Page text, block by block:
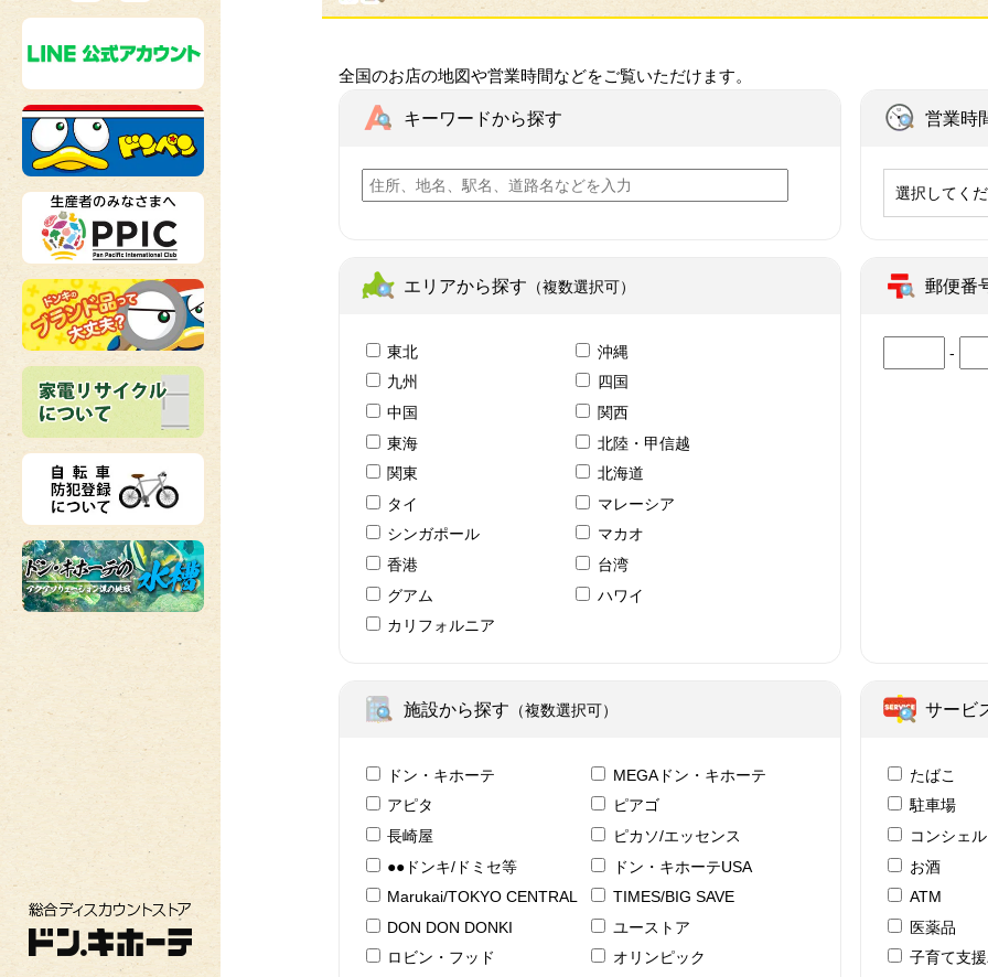
総合ディスカウントストア ドン・キホーテ
全国のお店の地図や営業時間などをご覧いただけます。
キーワードから探す 営業時
選択してく
エリアから探す （複数選択可）
東北
沖縄
九州
四国
中国
関西
東海
北陸・甲信越
関東
北海道
タイ
マレーシア
シンガポール
マカオ
香港
台湾
グアム
ハワイ
カリフォルニア
郵便番
-
施設から探す （複数選択可）
ドン・キホーテ
MEGAドン・キホーテ
アピタ
ピアゴ
長崎屋
ピカソ/エッセンス
●●ドンキ/ドミセ等
ドン・キホーテUSA
Marukai/TOKYO CENTRAL
TIMES/BIG SAVE
DON DON DONKI
ユーストア
ロビン・フッド
オリンピック
サービ
たばこ
駐車場
コンシェ
お酒
ATM
医薬品
子育て支